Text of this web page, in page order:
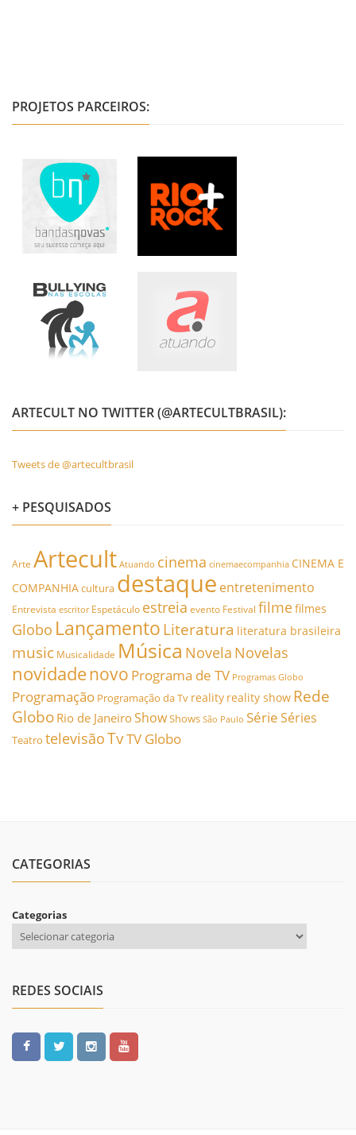
PROJETOS PARCEIROS:
ARTECULT NO TWITTER (@ARTECULTBRASIL):
Tweets de @artecultbrasil
+ PESQUISADOS
Arte Artecult Atuando cinema cinemaecompanhia CINEMA E
COMPANHIAcultura destaque entretenimento
Entrevista escritor Espetáculo estreia evento Festival filmefilmes
Globo Lançamento Literatura literatura brasileira
music Musicalidade Música Novela Novelas
novidadenovo Programa de TV Programas Globo
Programação Programação da Tv reality reality show Rede
Globo Rio de JaneiroShowShows São Paulo SérieSéries
Teatro televisãoTvTV Globo
CATEGORIAS
Categorias
REDES SOCIAIS